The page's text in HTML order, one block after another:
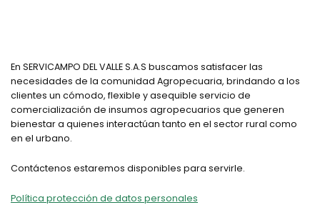
En SERVICAMPO DEL VALLE S.A.S buscamos satisfacer las
necesidades de la comunidad Agropecuaria, brindando a los
clientes un cómodo, flexible y asequible servicio de
comercialización de insumos agropecuarios que generen
bienestar a quienes interactúan tanto en el sector rural como
en el urbano.
Contáctenos estaremos disponibles para servirle.
Política protección de datos personales